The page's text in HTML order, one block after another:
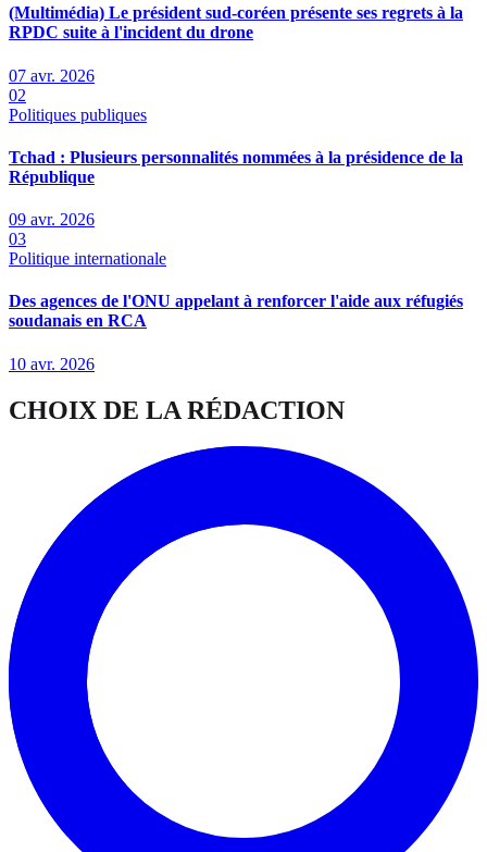
(Multimédia) Le président sud-coréen présente ses regrets à la
RPDC suite à l'incident du drone
07 avr. 2026
02
Politiques publiques
Tchad : Plusieurs personnalités nommées à la présidence de la
République
09 avr. 2026
03
Politique internationale
Des agences de l'ONU appelant à renforcer l'aide aux réfugiés
soudanais en RCA
10 avr. 2026
CHOIX DE LA RÉDACTION